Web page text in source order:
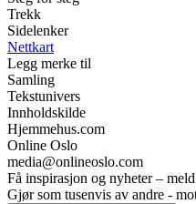
Trekk
Sidelenker
Nettkart
Legg merke til
Samling
Tekstunivers
Innholdskilde
Hjemmehus.com
Online Oslo
media@onlineoslo.com
Få inspirasjon og nyheter –
Gjør som tusenvis av andre -